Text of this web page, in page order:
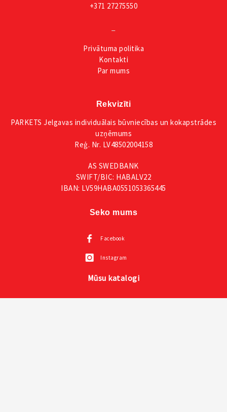
+371 27275550
Privātuma politika
Kontakti
Par mums
Rekvizīti
PARKETS Jelgavas individuālais būvniecības un kokapstrādes
uzņēmums
Reģ. Nr. LV48502004158
AS SWEDBANK
SWIFT/BIC: HABALV22
IBAN: LV59HABA0551053365445
Seko mums
Facebook
Instagram
Mūsu katalogi